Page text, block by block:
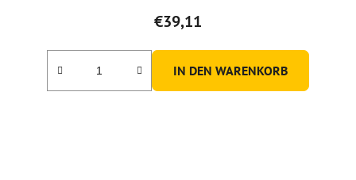
Produktbewertung
ist
5,0
von
€39,11
IN DEN WARENKORB